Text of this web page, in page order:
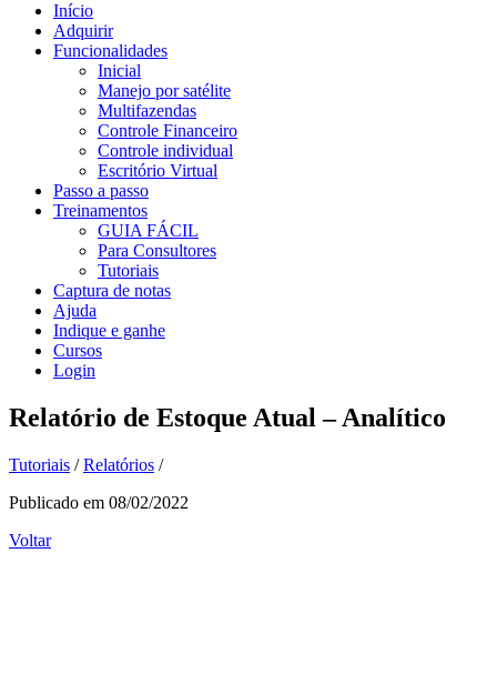
Início
Adquirir
Funcionalidades
Inicial
Manejo por satélite
Multifazendas
Controle Financeiro
Controle individual
Escritório Virtual
Passo a passo
Treinamentos
GUIA FÁCIL
Para Consultores
Tutoriais
Captura de notas
Ajuda
Indique e ganhe
Cursos
Login
Relatório de Estoque Atual – Analítico
Tutoriais / Relatórios /
Publicado em 08/02/2022
Voltar